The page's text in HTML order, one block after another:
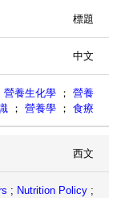
標題
中文
營養生化學 ； 營養
； 營養學 ； 食療
西文
; Nutrition Policy ;